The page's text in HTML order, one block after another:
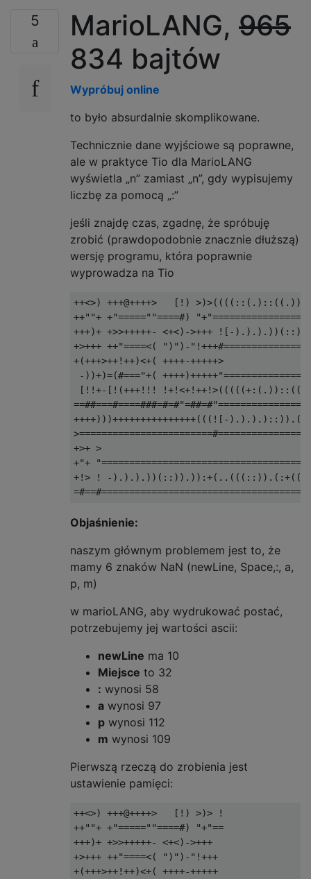
5 MarioLANG, 965
834 bajtów
Wypróbuj online
to było absurdalnie skomplikowane.
Technicznie dane wyjściowe są poprawne,
ale w praktyce Tio dla MarioLANG
wyświetla „n” zamiast „n”, gdy wypisujemy
liczbę za pomocą „:”
jeśli znajdę czas, zgadnę, że spróbuję
zrobić (prawdopodobnie znacznie dłuższą)
wersję programu, która poprawnie
wyprowadza na Tio
++<>) +++@++++>   [!)
++""+ +"=====""====#)
+++)+ +>>+++++- <+<)->+++ ![-
+>+++ ++"====<( ")")-
+(+++>++!++)<+( ++++-+++++>
-))+)=(#==="+(
[!!+-[!(+++!!!
++++)))+++++++++++++++(((![-
+>+ >
+"+
+!> ! -
Objaśnienie:
naszym głównym problemem jest to, że
mamy 6 znaków NaN (newLine, Space,:, a,
p, m)
w marioLANG, aby wydrukować postać,
potrzebujemy jej wartości ascii:
newLine ma 10
Miejsce to 32
: wynosi 58
a wynosi 97
p wynosi 112
m wynosi 109
Pierwszą rzeczą do zrobienia jest
ustawienie pamięci:
++<>) +++@++++>   [!) >)> !
++""+ +"=====""====#) "+"==
+++)+ +>>+++++- <+<)->+++
+>+++ ++"====<( ")")-"!+++
+(+++>++!++)<+( ++++-+++++